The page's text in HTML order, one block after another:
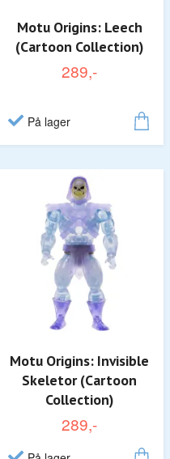
Motu Origins: Leech
(Cartoon Collection)
289,-
På lager
Motu Origins: Invisible
Skeletor (Cartoon
Collection)
289,-